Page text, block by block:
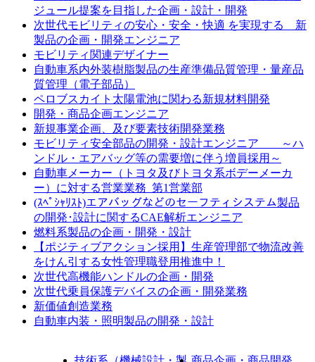
ジュール提案を目指した企画・設計・開発
次世代モビリティの安心・安全・快適 を実現する 新
製品の企画・開発エンジニア
モビリティ関連デザイナー
自動車系内外装樹脂製品の生産準備品質管理・量産品
質管理（電子部品）
ペロブスカイト太陽電池に関わる新規材料開発
開発・商品企画エンジニア
新規事業企画、及び要素技術開発業務
モビリティ安全部品の開発・設計エンジニア ～ハ
ンドル・エアバッグ等の需要増に伴う増員採用～
自動車メーカー（トヨタ及びトヨタ系ボデーメーカ
ー）に対する営業業務_第1営業部
(ｽﾍﾟｼｬﾘｽﾄ)エアバッグなどのセーフティシステム製品
の開発･設計に関するCAE解析エンジニア
燃料系製品の企画・開発・設計
【ポジティブアクション採用】生産管理部で物流改善
をけん引する女性管理職登用推進中！
次世代高機能ハンドルの企画・開発
次世代乗員保護デバイスの企画・開発業務
新価値創造業務
自動車内装・照明製品の開発・設計